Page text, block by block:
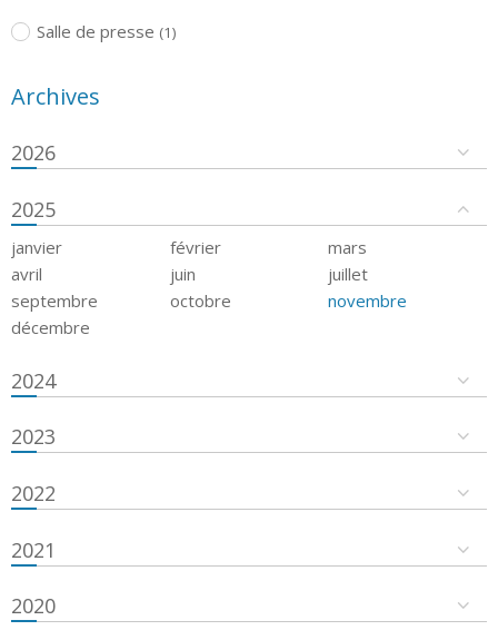
Salle de presse (1)
Archives
2026
2025
janvier février
mars
avril
juin
juillet
septembre
octobre
novembre
décembre
2024
2023
2022
2021
2020